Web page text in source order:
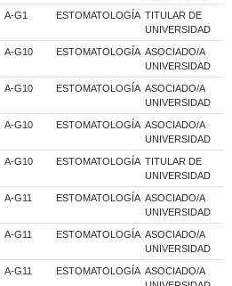
A-G1 ESTOMATOLOGÍA TITULAR DE
UNIVERSIDAD
A-G10 ESTOMATOLOGÍA ASOCIADO/A
UNIVERSIDAD
A-G10 ESTOMATOLOGÍA ASOCIADO/A
UNIVERSIDAD
A-G10 ESTOMATOLOGÍA ASOCIADO/A
UNIVERSIDAD
A-G10 ESTOMATOLOGÍA TITULAR DE
UNIVERSIDAD
A-G11 ESTOMATOLOGÍA ASOCIADO/A
UNIVERSIDAD
A-G11 ESTOMATOLOGÍA ASOCIADO/A
UNIVERSIDAD
A-G11 ESTOMATOLOGÍA ASOCIADO/A